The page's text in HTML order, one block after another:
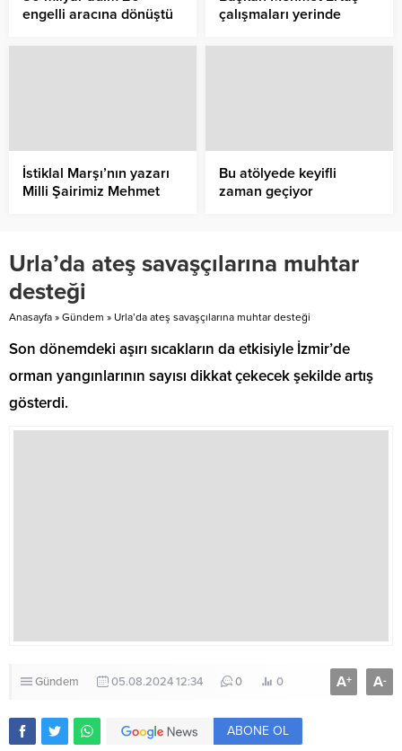
engelli aracına dönüştü
çalışmaları yerinde
İstiklal Marşı’nın yazarı
Milli Şairimiz Mehmet
Aliağa’da düzenlenen
programla anıldı.
Bu atölyede keyifli
zaman geçiyor
Urla’da ateş savaşçılarına muhtar
desteği
Anasayfa » Gündem » Urla’da ateş savaşçılarına muhtar desteği
Son dönemdeki aşırı sıcakların da etkisiyle İzmir’de
orman yangınlarının sayısı dikkat çekecek şekilde artış
gösterdi.
Gündem 05.08.2024 12:34 0 0 A+ A-
ABONE OL